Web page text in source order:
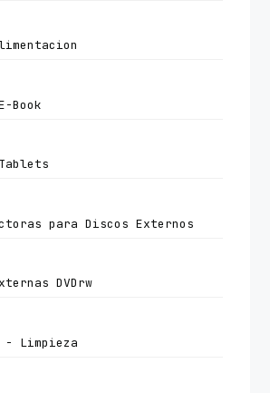
Book
para Discos Externos
DVDrw
- Limpieza